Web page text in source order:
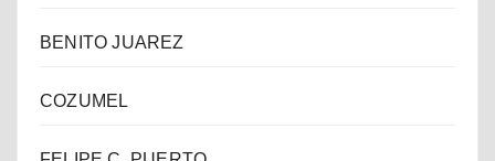
BENITO JUAREZ
COZUMEL